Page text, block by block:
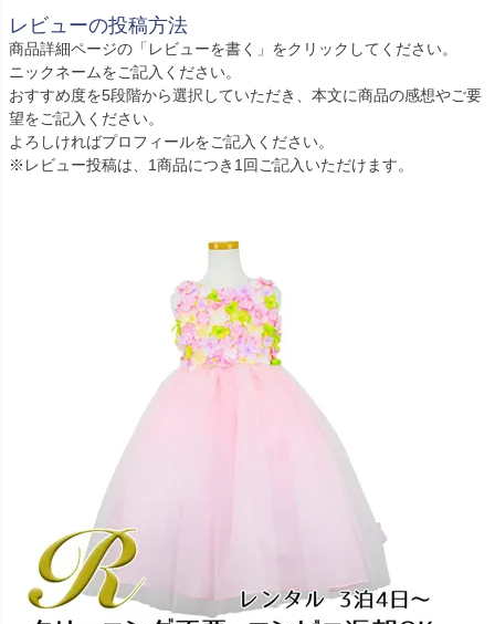
コスチューム
インナー・パニエ
ジュエリー 音楽雑貨
Graduation & Entrance
卒業式・入学式
きちんと感のあるフォーマル
七五三
Buy & Supportご購入・サポート
07 販売・共通のご案内
品質・返品・お手入れ
08 送料・お支払い
送料・決済方法
写真スタジオ APS
Angel's Photo Studio
七五三・発表会・記念撮影
Web または お電話
ヘアメイク・着付け
スタジオを予約 →
レビューの投稿方法
商品詳細ページの「レビューを書く」をクリックしてください。
ニックネームをご記入ください。
おすすめ度を5段階から選択していただき、本文に商品の感想やご要
望をご記入ください。
よろしければプロフィールをご記入ください。
※レビュー投稿は、1商品につき1回ご記入いただけます。